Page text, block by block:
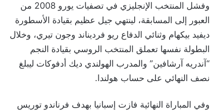
وفشل المنتخب الإنجليزي في تصفيات يورو 2008 من
العبور إلى المسابقة، لينتهي جيل عظيم بقيادة الأسطورة
ديفيد بيكهام وثنائي الدفاع ريو فرديناند وجون تيري، وخلال
البطولة نفسها تعملق المنتخب الروسي بقيادة النجم
“آندريه آرشافين” والمدرب الهولندي ديك أدفوكات ليبلغ
نصف النهائي على حساب هولندا.
وفي المباراة النهائية فازت إسبانيا بهدف فرناندو توريس